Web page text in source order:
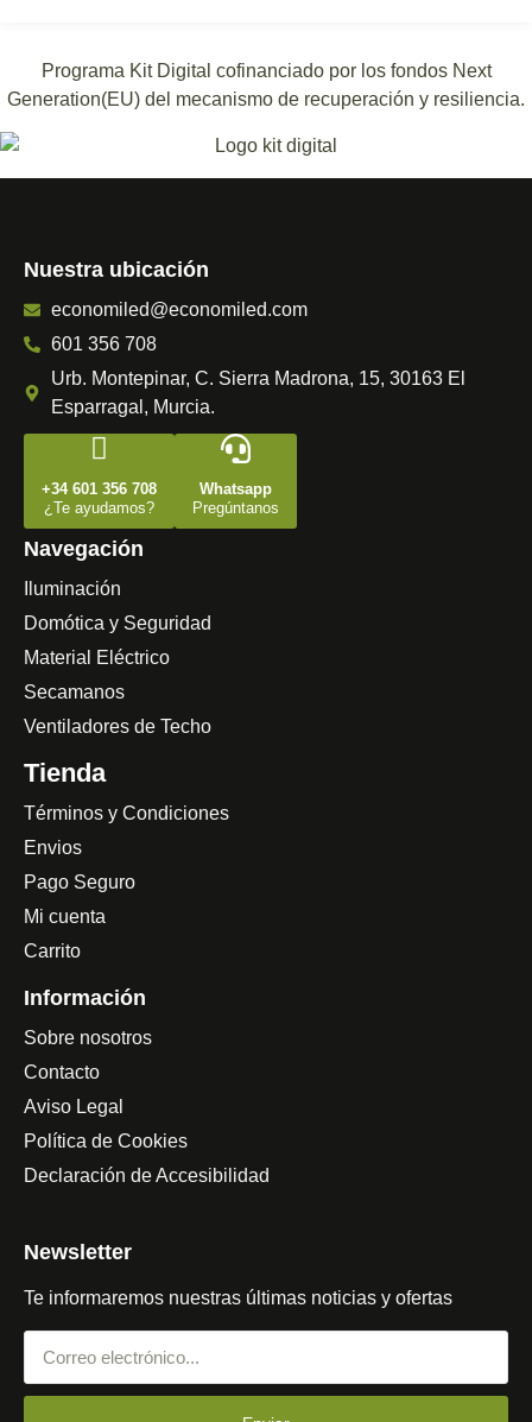
Programa Kit Digital cofinanciado por los fondos Next
Generation(EU) del mecanismo de recuperación y resiliencia.
Nuestra ubicación
economiled@economiled.com
601 356 708
Urb. Montepinar, C. Sierra Madrona, 15, 30163 El
Esparragal, Murcia.
+34 601 356 708
¿Te ayudamos?
Whatsapp
Pregúntanos
Navegación
Iluminación
Domótica y Seguridad
Material Eléctrico
Secamanos
Ventiladores de Techo
Tienda
Términos y Condiciones
Envios
Pago Seguro
Mi cuenta
Carrito
Información
Sobre nosotros
Contacto
Aviso Legal
Política de Cookies
Declaración de Accesibilidad
Newsletter
Te informaremos nuestras últimas noticias y ofertas